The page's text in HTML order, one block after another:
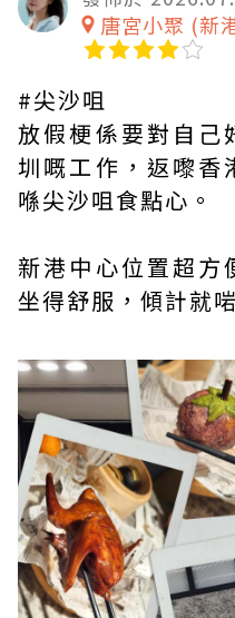
唐宮小聚 (新
#尖沙咀
放假梗係要對自己
圳嘅工作，返嚟香
喺尖沙咀食點心。
新港中心位置超方
坐得舒服，傾計就